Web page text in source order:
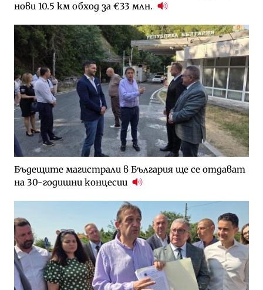
нови 10.5 км обход за €33 млн.
Бъдещите магистрали в България ще се отдават
на 30-годишни концесии